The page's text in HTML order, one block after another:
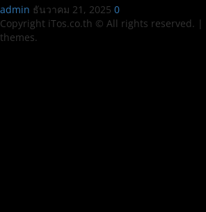
admin ธันวาคม 21, 2025 0
Copyright iTos.co.th © All rights reserved. |
themes.